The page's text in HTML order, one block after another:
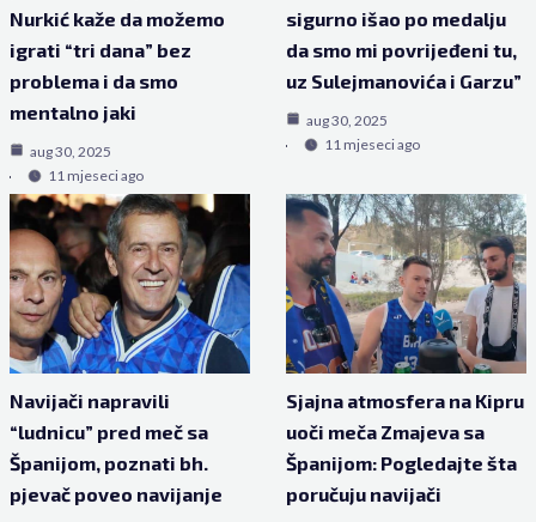
Nurkić kaže da možemo
igrati “tri dana” bez
problema i da smo
mentalno jaki
aug 30, 2025
11 mjeseci ago
sigurno išao po medalju
da smo mi povrijeđeni tu,
uz Sulejmanovića i Garzu”
aug 30, 2025
11 mjeseci ago
Navijači napravili
“ludnicu” pred meč sa
Španijom, poznati bh.
pjevač poveo navijanje
Sjajna atmosfera na Kipru
uoči meča Zmajeva sa
Španijom: Pogledajte šta
poručuju navijači